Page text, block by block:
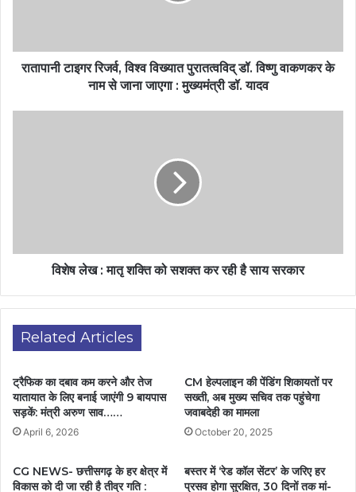
रातापानी टाइगर रिजर्व, विश्व विख्यात पुरातत्वविद् डॉ. विष्णु वाकणकर के
नाम से जाना जाएगा : मुख्यमंत्री डॉ. यादव
विशेष लेख : मातृ शक्ति को सशक्त कर रही है साय सरकार
Related Articles
ट्रैफिक का दबाव कम करने और तेज
यातायात के लिए बनाई जाएंगी 9 बायपास
सड़कें: मंत्री अरुण साव……
April 6, 2026
CM हेल्पलाइन की पेंडिंग शिकायतों पर
सख्ती, अब मुख्य सचिव तक पहुंचेगा
जवाबदेही का मामला
October 20, 2025
CG NEWS- छत्तीसगढ़ के हर क्षेत्र में
विकास को दी जा रही है तीव्र गति :
बस्तर में ‘रेड कॉल सेंटर’ के जरिए हर
प्रसव होगा सुरक्षित, 30 दिनों तक मां-